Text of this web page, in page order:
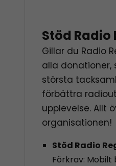
Stöd Radio
Gillar du Radio
alla donationer,
största
förbättra
upplevelse. Allt
organisationen!
Stöd Radio
Förkrav: Mobilt